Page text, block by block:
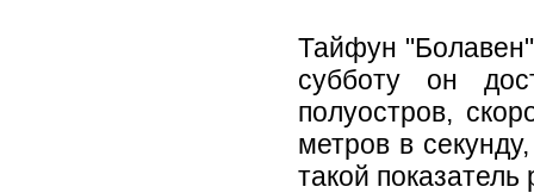
Тайфун
субботу он
полуостров,
метров в
такой показатель